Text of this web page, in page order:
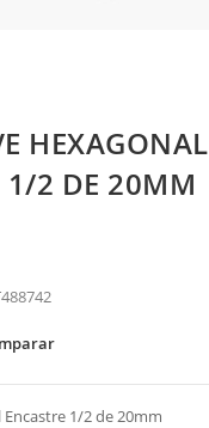
HEXAGONAL
1/2 DE 20MM
1/2 de 20mm